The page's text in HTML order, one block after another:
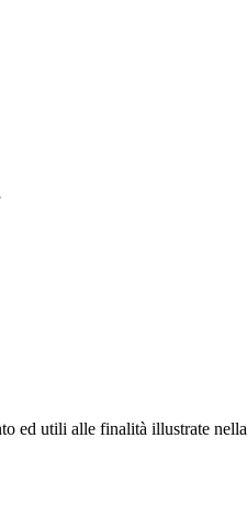
ed utili alle finalità illustrate nella